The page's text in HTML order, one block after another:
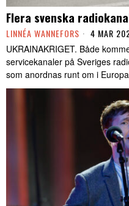
Flera svenska
LINNÉA WANNEFORS 4 MAR
UKRAINAKRIGET. Både
servicekanaler på Sveriges
som anordnas runt om i